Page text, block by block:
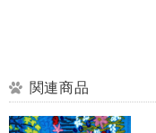
関連商品